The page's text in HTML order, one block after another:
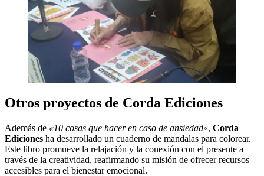
Otros proyectos de Corda Ediciones
Además de «10 cosas que hacer en caso de ansiedad«, Corda
Ediciones ha desarrollado un cuaderno de mandalas para colorear.
Este libro promueve la relajación y la conexión con el presente a
través de la creatividad, reafirmando su misión de ofrecer recursos
accesibles para el bienestar emocional.